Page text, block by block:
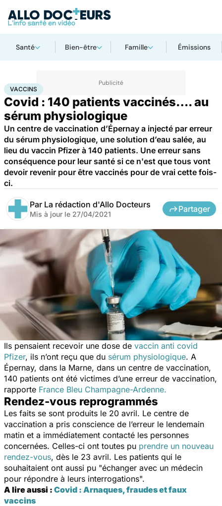
Santé Bien-être Famille Émissions
AccueilSanté Vaccins
VACCINS
Covid : 140 patients vaccinés…. au
sérum physiologique
Un centre de vaccination d’Épernay a injecté par erreur
du sérum physiologique, une solution d’eau salée, au
lieu du vaccin Pfizer à 140 patients. Une erreur sans
conséquence pour leur santé si ce n'est que tous vont
devoir revenir pour être vaccinés pour de vrai cette fois-
ci.
Par La rédaction d'Allo Docteurs
Mis à jour le 27/04/2021
Partager
Ils pensaient recevoir une dose de vaccin anti covid
Pfizer, ils n’ont reçu que du sérum physiologique. A
Épernay, dans la Marne, dans un centre de vaccination,
140 patients ont été victimes d’une erreur de vaccination,
rapporte France Bleu Champagne-Ardenne.
Rendez-vous reprogrammés
Les faits se sont produits le 20 avril. Le centre de
vaccination a pris conscience de l’erreur le lendemain
matin et a immédiatement contacté les personnes
concernées. Celles-ci ont toutes pu prendre un nouveau
rendez-vous, dès le 23 avril. Les patients qui le
souhaitaient ont aussi pu "échanger avec un médecin
pour répondre à leurs interrogations".
A lire aussi : Covid : Arnaques, fraudes et faux
vaccins